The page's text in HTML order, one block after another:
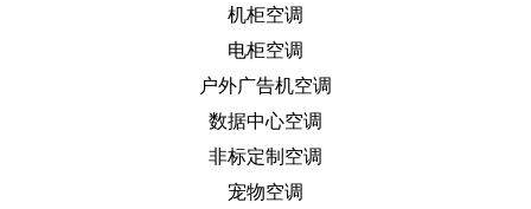
机柜空调
电柜空调
户外广告机空调
数据中心空调
非标定制空调
宠物空调